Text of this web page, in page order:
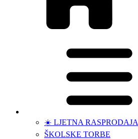
☀️ LJETNA RASPRODAJA
ŠKOLSKE TORBE